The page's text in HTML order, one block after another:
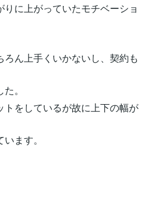
に上がっていたモチベーショ
ん上手くいかないし、契約も
。
トをしているが故に上下の幅が
ます。